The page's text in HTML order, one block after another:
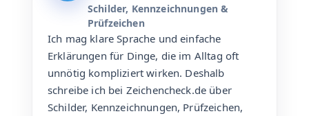
Schilder, Kennzeichnungen &
Prüfzeichen
Ich mag klare Sprache und einfache
Erklärungen für Dinge, die im Alltag oft
unnötig kompliziert wirken. Deshalb
schreibe ich bei Zeichencheck.de über
Schilder, Kennzeichnungen, Prüfzeichen,